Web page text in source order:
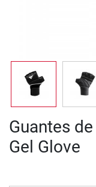
Guantes
Gel Glove